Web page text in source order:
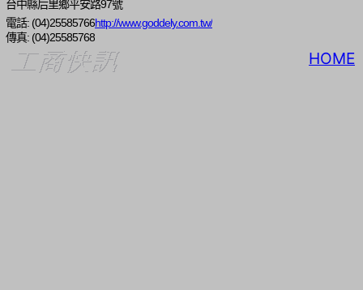
台中縣后里鄉平安路97號
電話: (04)25585766
傳真: (04)25585768
http://www.goddely.com.tw/
HOME